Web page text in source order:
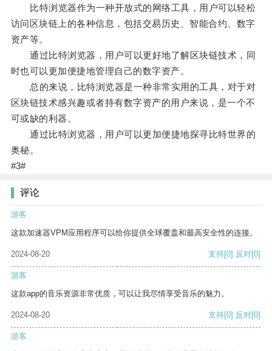
比特浏览器作为一种开放式的网络工具，用户可以轻松
访问区块链上的各种信息，包括交易历史、智能合约、数字
资产等。
通过比特浏览器，用户可以更好地了解区块链技术，同
时也可以更加便捷地管理自己的数字资产。
总的来说，比特浏览器是一种非常实用的工具，对于对
区块链技术感兴趣或者持有数字资产的用户来说，是一个不
可或缺的利器。
通过比特浏览器，用户可以更加便捷地探寻比特世界的
奥秘。
#3#
评论
游客
这款加速器VPM应用程序可以给你提供全球覆盖和最高安全性的连接。
2024-08-20 支持[0] 反对[0]
游客
这款app的音乐资源非常优质，可以让我尽情享受音乐的魅力。
2024-08-20 支持[0] 反对[0]
游客